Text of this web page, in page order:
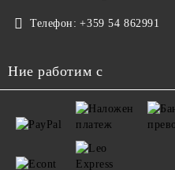
Телефон: +359 54 862991
Ние работим с